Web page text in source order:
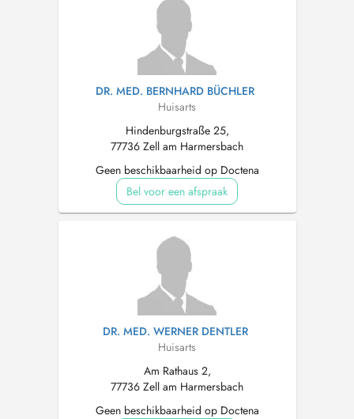
DR. MED. BERNHARD BÜCHLER
Huisarts
Hindenburgstraße 25,
77736 Zell am Harmersbach
Geen beschikbaarheid op Doctena
Bel voor een afspraak
DR. MED. WERNER DENTLER
Huisarts
Am Rathaus 2,
77736 Zell am Harmersbach
Geen beschikbaarheid op Doctena